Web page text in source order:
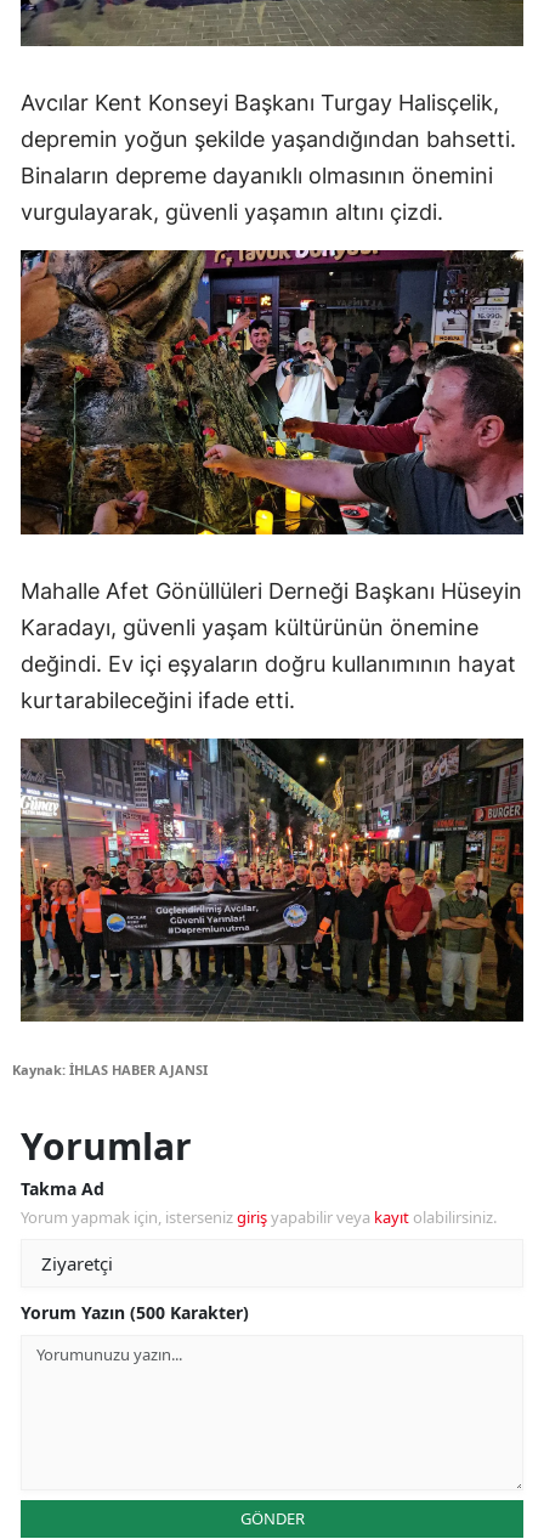
Avcılar Kent Konseyi Başkanı Turgay Halisçelik,
depremin yoğun şekilde yaşandığından bahsetti.
Binaların depreme dayanıklı olmasının önemini
vurgulayarak, güvenli yaşamın altını çizdi.
Mahalle Afet Gönüllüleri Derneği Başkanı Hüseyin
Karadayı, güvenli yaşam kültürünün önemine
değindi. Ev içi eşyaların doğru kullanımının hayat
kurtarabileceğini ifade etti.
Kaynak: İHLAS HABER AJANSI
Yorumlar
Takma Ad
Yorum yapmak için, istersenizgirişyapabilir veya kayıt olabilirsiniz.
Yorum Yazın (500 Karakter)
GÖNDER